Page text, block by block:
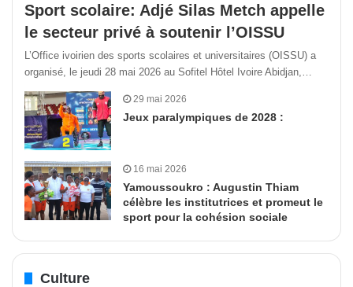
Sport scolaire: Adjé Silas Metch appelle
le secteur privé à soutenir l’OISSU
L’Office ivoirien des sports scolaires et universitaires (OISSU) a
organisé, le jeudi 28 mai 2026 au Sofitel Hôtel Ivoire Abidjan,…
29 mai 2026
Jeux paralympiques de 2028 :
16 mai 2026
Yamoussoukro : Augustin Thiam
célèbre les institutrices et promeut le
sport pour la cohésion sociale
Culture